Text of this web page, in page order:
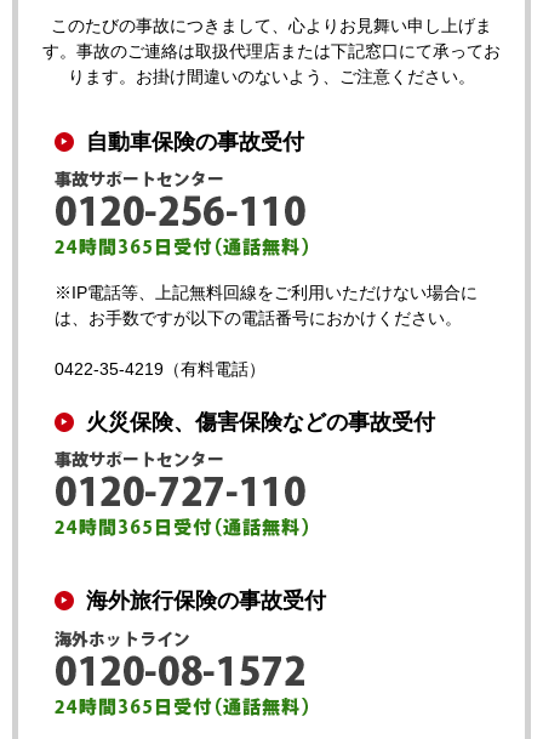
このたびの事故につきまして、心よりお見舞い申し上げま
す。事故のご連絡は取扱代理店または下記窓口にて承ってお
ります。お掛け間違いのないよう、ご注意ください。
自動車保険の事故受付
※IP電話等、上記無料回線をご利用いただけない場合に
は、お手数ですが以下の電話番号におかけください。
0422-35-4219（有料電話）
火災保険、傷害保険などの事故受付
海外旅行保険の事故受付